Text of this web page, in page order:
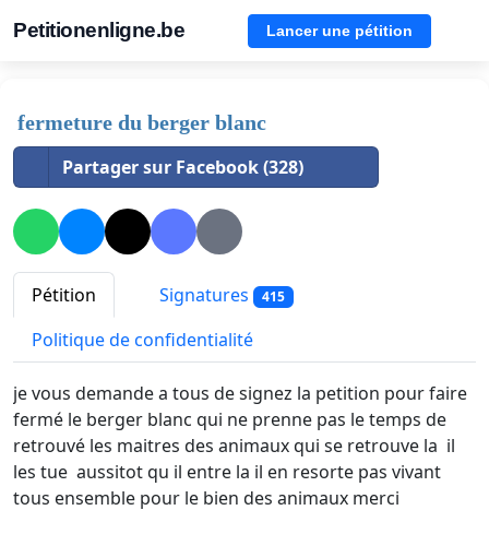
Petitionenligne.be Lancer une pétition
fermeture du berger blanc
Partager sur Facebook (328)
Pétition Signatures 415
Politique de confidentialité
je vous demande a tous de signez la petition pour faire
fermé le berger blanc qui ne prenne pas le temps de
retrouvé les maitres des animaux qui se retrouve la il
les tue aussitot qu il entre la il en resorte pas vivant
tous ensemble pour le bien des animaux merci